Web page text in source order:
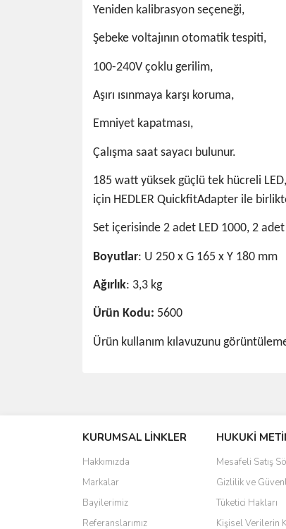
Yeniden kalibrasyon seçeneği,
Şebeke voltajının otomatik tespiti,
100-240V çoklu gerilim,
Aşırı ısınmaya karşı koruma,
Emniyet kapatması,
Çalışma saat sayacı bulunur.
185 watt yüksek güçlü tek hücreli
için HEDLER QuickfitAdapter ile
Set içerisinde 2 adet LED 1000, 2
Boyutlar: U 250 x G 165 x Y 180 mm
Ağırlık: 3,3 kg
Ürün Kodu: 5600
Ürün kullanım kılavuzunu
Ürün resmi kalitesiz, bozuk veya
Ürün açıklamasında eksik bilgiler
Ürün bilgilerinde hatalar bulunuyor.
Ürün fiyatı diğer sitelerden daha pahalı.
Bu ürüne benzer farklı alternatifler olmalı.
KURUMSAL LİNKLER
Hakkımızda
Markalar
Bayilerimiz
Referanslarımız
HUKUKİ
Mesafeli Satış
Gizlilik ve
Tüketici Hakları
Kişisel Verilerin